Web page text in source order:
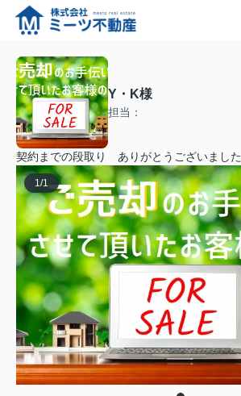
Y・K様
担当：
契約までの段取り ありがとうございました
1/1